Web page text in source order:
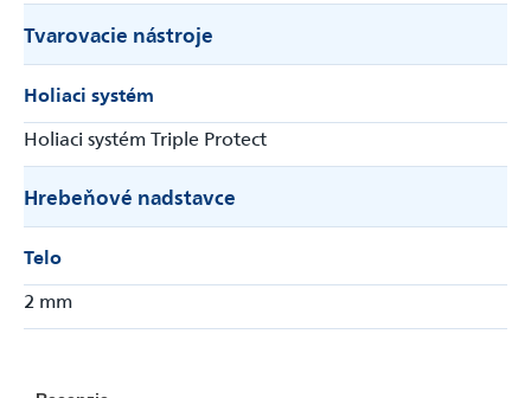
Tvarovacie nástroje
Holiaci systém
Holiaci systém Triple Protect
Hrebeňové nadstavce
Telo
2 mm